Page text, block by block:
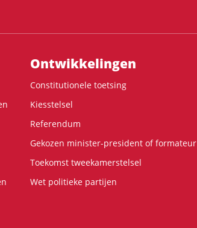
Ontwikke­lingen
Constitutionele toetsing
Kiesstelsel
Referendum
Gekozen minister-president of formateur
Toekomst tweekamerstelsel
Wet politieke partijen